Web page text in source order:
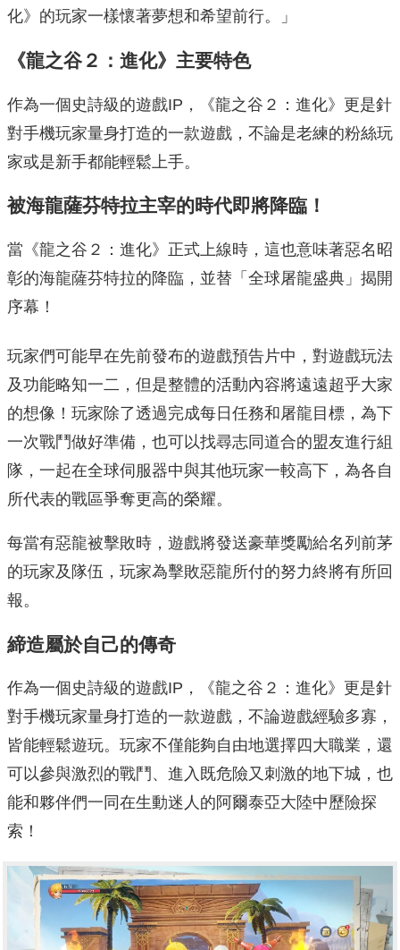
化》 的玩家一樣懷著夢想和希望前行。」
《龍之谷２：進化》主要特色
作為一個史詩級的遊戲IP，《龍之谷２：進化》 更是針
對手機玩家量身打造的一款遊戲， 不論是老練的粉絲玩
家或是新手都能輕鬆上手。
被海龍薩芬特拉主宰的時代即將降臨！
當《龍之谷２：進化》正式上線時， 這也意味著惡名昭
彰的海龍薩芬特拉的降臨，並替「全球屠龍盛典」 揭開
序幕！
玩家們可能早在先前發布的遊戲預告片中， 對遊戲玩法
及功能略知一二， 但是整體的活動內容將遠遠超乎大家
的想像！ 玩家除了透過完成每日任務和屠龍目標，為下
一次戰鬥做好準備， 也可以找尋志同道合的盟友進行組
隊， 一起在全球伺服器中與其他玩家一較高下， 為各自
所代表的戰區爭奪更高的榮耀。
每當有惡龍被擊敗時， 遊戲將發送豪華獎勵給名列前茅
的玩家及隊伍， 玩家為擊敗惡龍所付的努力終將有所回
報。
締造屬於自己的傳奇
作為一個史詩級的遊戲IP，《龍之谷２：進化》 更是針
對手機玩家量身打造的一款遊戲，不論遊戲經驗多寡，
皆能輕鬆遊玩。玩家不僅能夠自由地選擇四大職業， 還
可以參與激烈的戰鬥、進入既危險又刺激的地下城， 也
能和夥伴們一同在生動迷人的阿爾泰亞大陸中歷險探
索！